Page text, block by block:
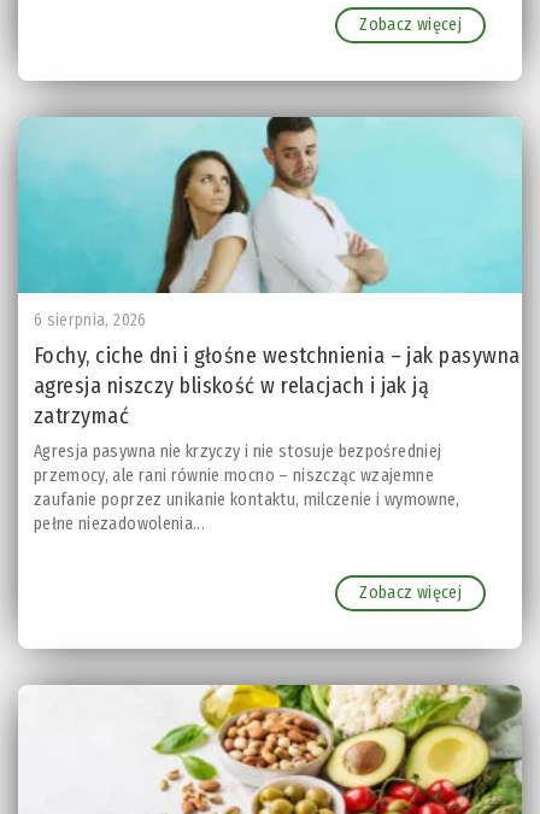
Zobacz więcej
6 sierpnia, 2026
Fochy, ciche dni i głośne westchnienia – jak pasywna
agresja niszczy bliskość w relacjach i jak ją
zatrzymać
Agresja pasywna nie krzyczy i nie stosuje bezpośredniej
przemocy, ale rani równie mocno – niszcząc wzajemne
zaufanie poprzez unikanie kontaktu, milczenie i wymowne,
pełne niezadowolenia...
Zobacz więcej